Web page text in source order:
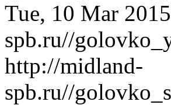
Tue, 10 Mar
spb.ru//
http://midland-
spb.ru//